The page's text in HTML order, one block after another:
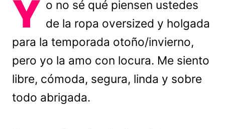
Y o no sé qué piensen ustedes
de la ropa oversized y holgada
para la temporada otoño/invierno,
pero yo la amo con locura. Me siento
libre, cómoda, segura, linda y sobre
todo abrigada.